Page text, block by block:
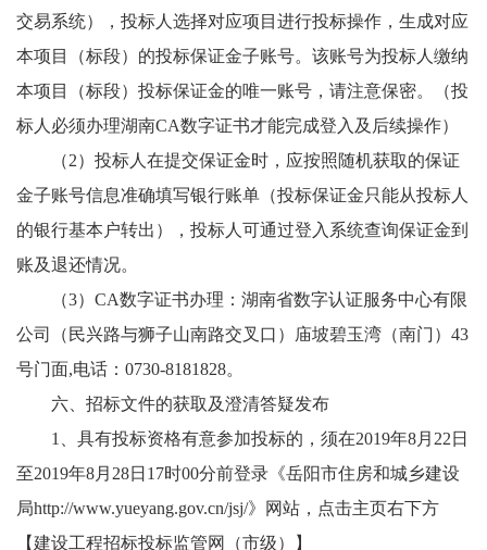
交易系统），投标人选择对应项目进行投标操作，生成对应
本项目（标段）的投标保证金子账号。该账号为投标人缴纳
本项目（标段）投标保证金的唯一账号，请注意保密。（投
标人必须办理湖南CA数字证书才能完成登入及后续操作）
（2）投标人在提交保证金时，应按照随机获取的保证
金子账号信息准确填写银行账单（投标保证金只能从投标人
的银行基本户转出），投标人可通过登入系统查询保证金到
账及退还情况。
（3）CA数字证书办理：湖南省数字认证服务中心有限
公司（民兴路与狮子山南路交叉口）庙坡碧玉湾（南门）43
号门面,电话：0730-8181828。
六、招标文件的获取及澄清答疑发布
1、具有投标资格有意参加投标的，须在2019年8月22日
至2019年8月28日17时00分前登录《岳阳市住房和城乡建设
局http://www.yueyang.gov.cn/jsj/》网站，点击主页右下方
【建设工程招标投标监管网（市级）】